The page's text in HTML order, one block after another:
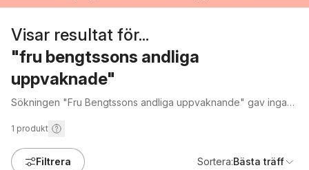
Visar resultat för...
"fru bengtssons andliga
uppvaknade"
Sökningen "Fru Bengtssons andliga uppvaknande" gav inga
1 produkt
Filtrera Sortera:Bästa träff